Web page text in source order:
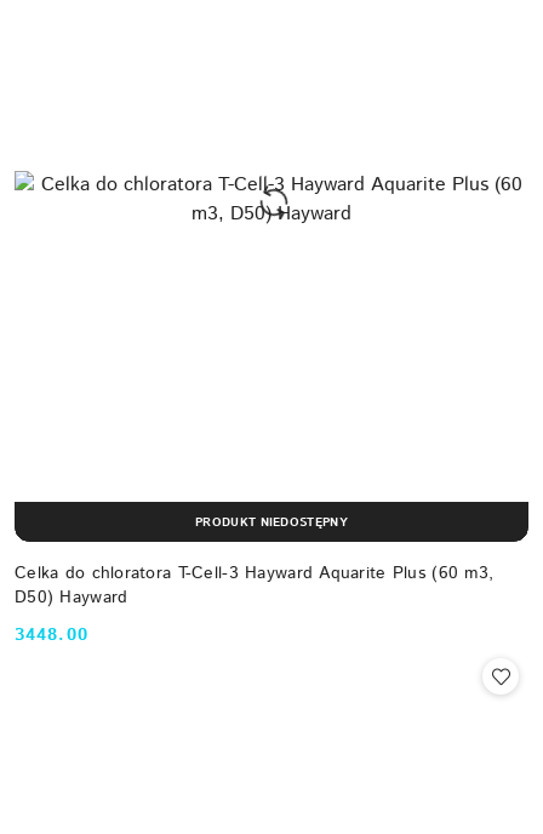
Celka do chloratora T-Cell-3 Hayward Aquarite Plus (60 m3,
D50) Hayward
Cena:
3448.00
PRODUKT NIEDOSTĘPNY